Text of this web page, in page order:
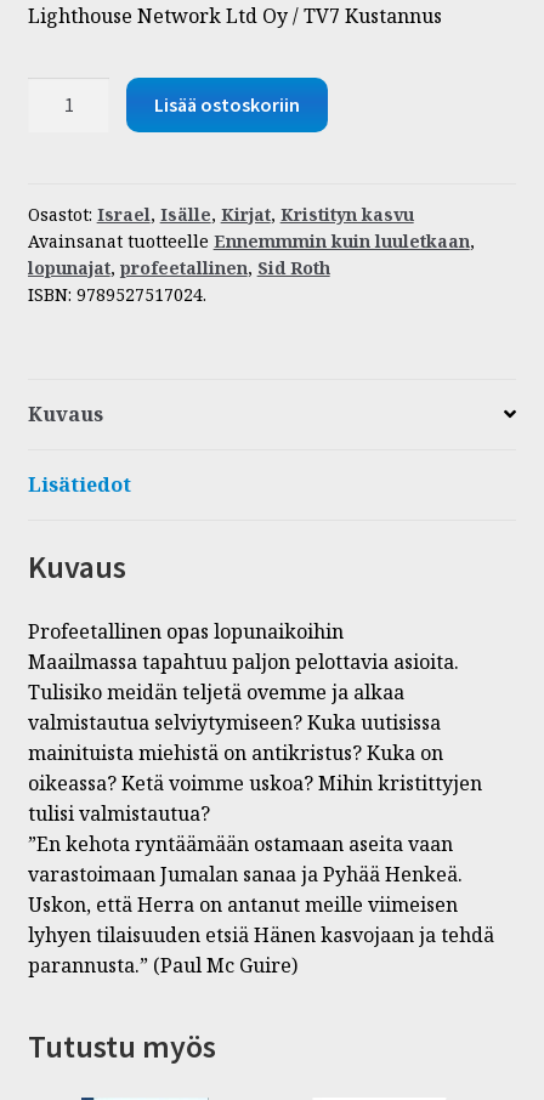
Lighthouse Network Ltd Oy / TV7 Kustannus
Ennemmin
Lisää ostoskoriin
Osastot: Israel, Isälle, Kirjat, Kristityn kasvu
Avainsanat tuotteelle Ennemmmin kuin luuletkaan,
lopunajat, profeetallinen, Sid Roth
ISBN: 9789527517024.
Kuvaus
Lisätiedot
Kuvaus
Profeetallinen opas lopunaikoihin
Maailmassa tapahtuu paljon pelottavia asioita.
Tulisiko meidän teljetä ovemme ja alkaa
valmistautua selviytymiseen? Kuka uutisissa
mainituista miehistä on antikristus? Kuka on
oikeassa? Ketä voimme uskoa? Mihin kristittyjen
tulisi valmistautua?
”En kehota ryntäämään ostamaan aseita vaan
varastoimaan Jumalan sanaa ja Pyhää Henkeä.
Uskon, että Herra on antanut meille viimeisen
lyhyen tilaisuuden etsiä Hänen kasvojaan ja tehdä
parannusta.” (Paul Mc Guire)
Tutustu myös